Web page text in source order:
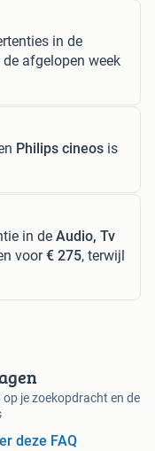
in de
afgelopen week
Philips cineos is
in de Audio, Tv
voor€ 275, terwijl
je zoekopdracht en de
deze FAQ